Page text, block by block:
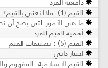
دافعيّة الفرد
القيم (1): ماذا نعني بالقيم؟
ما هي الأمور التي يصح أن
أهمية القيم للفرد
القيم (5) : تصنيفات القيم
اختبار ذاتي
القيم الإسلامية: المفهوم